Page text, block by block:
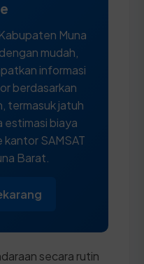
Muna
mudah,
informasi
berdasarkan
termasuk jatuh
biaya
SAMSAT
Barat.
secara rutin